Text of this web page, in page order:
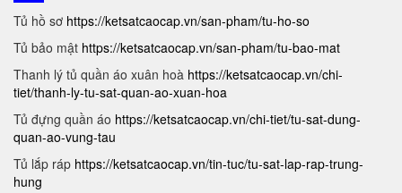
Tủ hồ sơ https://ketsatcaocap.vn/san-pham/tu-ho-so
Tủ bảo mật https://ketsatcaocap.vn/san-pham/tu-bao-mat
Thanh lý tủ quần áo xuân hoà https://ketsatcaocap.vn/chi-
tiet/thanh-ly-tu-sat-quan-ao-xuan-hoa
Tủ đựng quần áo https://ketsatcaocap.vn/chi-tiet/tu-sat-dung-
quan-ao-vung-tau
Tủ lắp ráp https://ketsatcaocap.vn/tin-tuc/tu-sat-lap-rap-trung-
hung